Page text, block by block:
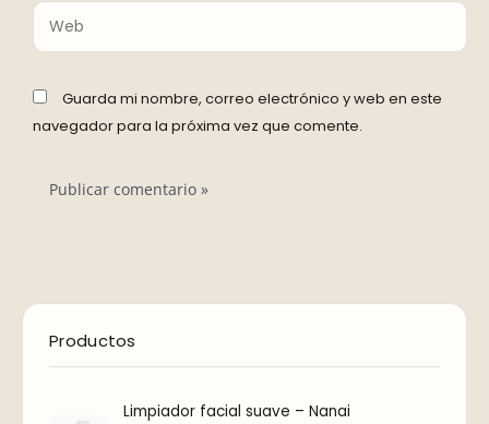
Web
Guarda mi nombre, correo electrónico y web en este
navegador para la próxima vez que comente.
Productos
Limpiador facial suave – Nanai
p
p